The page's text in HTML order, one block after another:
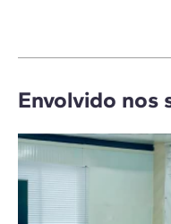
Envolvido nos